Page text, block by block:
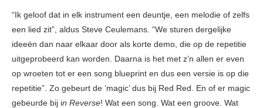
“Ik geloof dat in elk instrument een deuntje, een melodie of zelfs
een lied zit”, aldus Steve Ceulemans. “We sturen dergelijke
ideeën dan naar elkaar door als korte demo, die op de repetitie
uitgeprobeerd kan worden. Daarna is het met z’n allen er even
op wroeten tot er een song blueprint en dus een versie is op die
repetitie”. Zo gebeurt de ‘magic’ dus bij Red Red. En of er magic
gebeurde bij in Reverse! Wat een song. Wat een groove. Wat